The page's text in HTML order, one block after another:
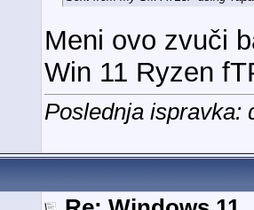
Meni ovo zvuči
Win 11 Ryzen
Poslednja ispravka: